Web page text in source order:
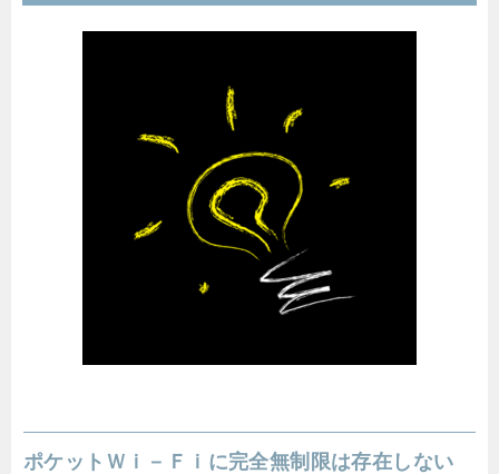
ポケットＷｉ－Ｆｉに完全無制限は存在しない